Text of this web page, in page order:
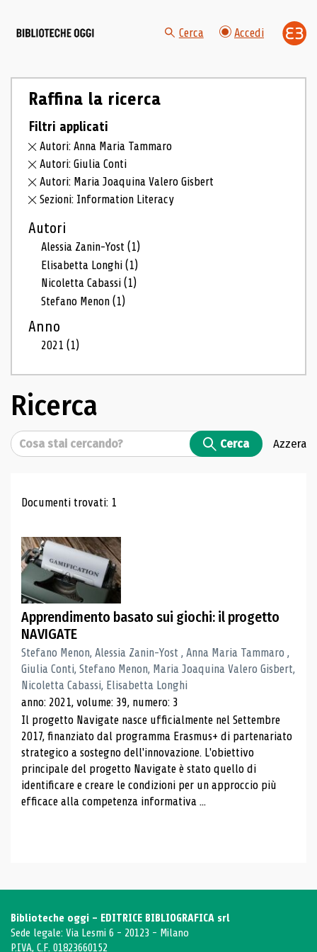
Cerca Accedi
Raffina la ricerca
Filtri applicati
Autori: Anna Maria Tammaro
Autori: Giulia Conti
Autori: Maria Joaquina Valero Gisbert
Sezioni: Information Literacy
Autori
Alessia Zanin-Yost(1)
Elisabetta Longhi(1)
Nicoletta Cabassi(1)
Stefano Menon(1)
Anno
2021(1)
Ricerca
Cerca Cerca Azzera
Risultati di ricerca
Documenti trovati: 1
Apprendimento basato sui giochi: il progetto
NAVIGATE
Stefano Menon, Alessia Zanin-Yost , Anna Maria Tammaro ,
Giulia Conti, Stefano Menon, Maria Joaquina Valero Gisbert,
Nicoletta Cabassi, Elisabetta Longhi
anno: 2021, volume: 39, numero: 3
Il progetto Navigate nasce ufficialmente nel Settembre
2017, finanziato dal programma Erasmus+ di partenariato
strategico a sostegno dell'innovazione. L'obiettivo
principale del progetto Navigate è stato quello di
identificare e creare le condizioni per un approccio più
efficace alla competenza informativa ...
Biblioteche oggi - EDITRICE BIBLIOGRAFICA srl
Sede legale: Via Lesmi 6 - 20123 - Milano
P.IVA, C.F. 01823660152